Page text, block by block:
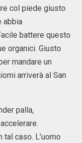
col piede giusto
abbia
battere questo
organici. Giusto
mandare un
arriverà al San
palla,
tal caso. L’uomo